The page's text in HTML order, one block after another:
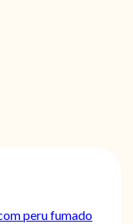
peru fumado